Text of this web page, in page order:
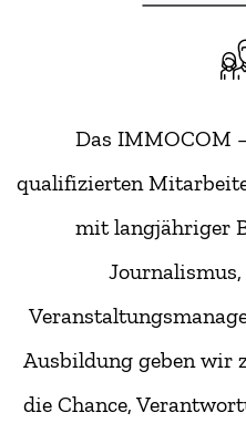
Das IMMOCOM
qualifizierten
mit langjähriger
Ausbildung geben wir
die Chance,